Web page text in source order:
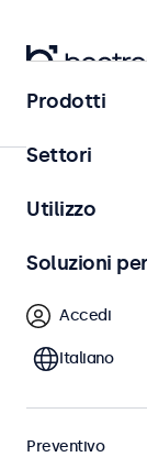
Touchscreen
Touchscreen
uso continuo.
facili da
con i sistemi
Touchscreen 12
Prodotti
Settori
Utilizzo
Soluzioni
Accedi
Italiano
Preventivo